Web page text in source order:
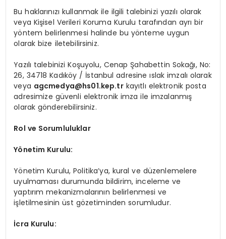
Bu haklarınızı kullanmak ile ilgili talebinizi yazılı olarak
veya Kişisel Verileri Koruma Kurulu tarafından ayrı bir
yöntem belirlenmesi halinde bu yönteme uygun
olarak bize iletebilirsiniz.
Yazılı talebinizi Koşuyolu, Cenap Şahabettin Sokağı, No:
26, 34718 Kadıköy / İstanbul adresine ıslak imzalı olarak
veya agcmedya@hs01.kep.trkayıtlı elektronik posta
adresimize güvenli elektronik imza ile imzalanmış
olarak gönderebilirsiniz.
Rol ve Sorumluluklar
Yönetim Kurulu:
Yönetim Kurulu, Politika’ya, kural ve düzenlemelere
uyulmaması durumunda bildirim, inceleme ve
yaptırım mekanizmalarının belirlenmesi ve
işletilmesinin üst gözetiminden sorumludur.
İcra Kurulu: